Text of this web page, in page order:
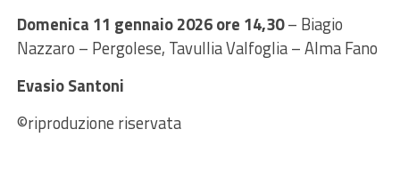
Domenica 11 gennaio 2026 ore 14,30– Biagio
Nazzaro – Pergolese, Tavullia Valfoglia – Alma Fano
Evasio Santoni
©riproduzione riservata